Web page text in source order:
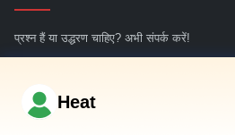
प्रश्न हैं या उद्धरण चाहिए? अभी संपर्क करें!
Heat